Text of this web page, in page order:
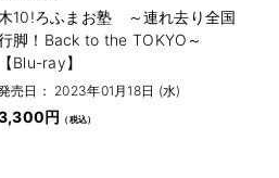
10!ろふまお塾 ～連れ去り全国
脚！Back to the TOKYO～
【Blu-ray】
売日： 2023年01月18日 (水)
円